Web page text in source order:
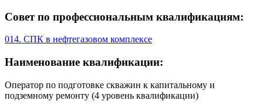
Совет по профессиональным квалификациям:
014. СПК в нефтегазовом комплексе
Наименование квалификации:
Оператор по подготовке скважин к капитальному и
подземному ремонту (4 уровень квалификации)